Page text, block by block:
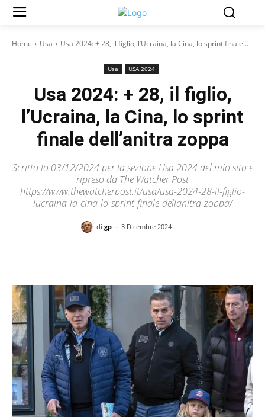
Home Usa Usa 2024: + 28, il figlio, l’Ucraina, la Cina, lo sprint finale...
Usa USA 2024
Usa 2024: + 28, il figlio,
l’Ucraina, la Cina, lo sprint
finale dell’anitra zoppa
Scritto lo 03/12/2024 per la sezione Usa 2024 del mio sito e
ripreso da The Watcher Post
https://www.thewatcherpost.it/usa/usa-2024-28-il-figlio-
lucraina-la-cina-lo-sprint-finale-dellanitra-zoppa/
di gp - 3 Dicembre 2024